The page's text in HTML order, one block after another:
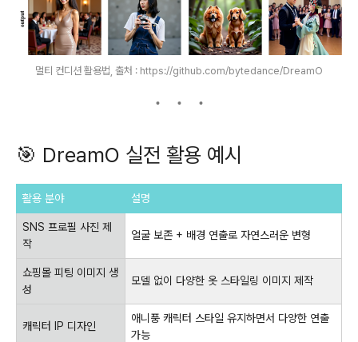
멀티 컨디션 활용법, 출처 : https://github.com/bytedance/DreamO
🎯 DreamO 실전 활용 예시
활용 분야 설명
SNS 프로필 사진 제
작
얼굴 보존 + 배경 연출로 자연스러운 변형
쇼핑몰 피팅 이미지 생
성
모델 없이 다양한 옷 스타일링 이미지 제작
캐릭터 IP 디자인
애니풍 캐릭터 스타일 유지하면서 다양한 연출
가능